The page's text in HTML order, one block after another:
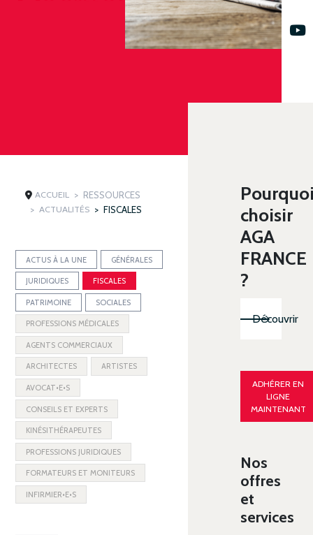
ACCUEIL RESSOURCES
ACTUALITÉS FISCALES
ACTUS À LA UNE GÉNÉRALES
JURIDIQUES FISCALES
PATRIMOINE SOCIALES
PROFESSIONS MÉDICALES
AGENTS COMMERCIAUX
ARCHITECTES ARTISTES
AVOCAT•E•S
CONSEILS ET EXPERTS
KINÉSITHÉRAPEUTES
PROFESSIONS JURIDIQUES
FORMATEURS ET MONITEURS
INFIRMIER•E•S
choisir
AGA
FRANCE
?
Découvrir
ADHÉRER EN
LIGNE
MAINTENANT
Nos
offres
et
services